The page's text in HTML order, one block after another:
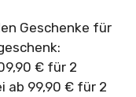
Geschenke für
€ für 2
ab 99,90 € für 2